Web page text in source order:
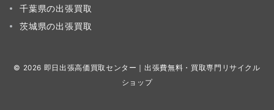
千葉県の出張買取
茨城県の出張買取
© 2026 即日出張高価買取センター｜出張費無料・買取専門リサイクル
ショップ